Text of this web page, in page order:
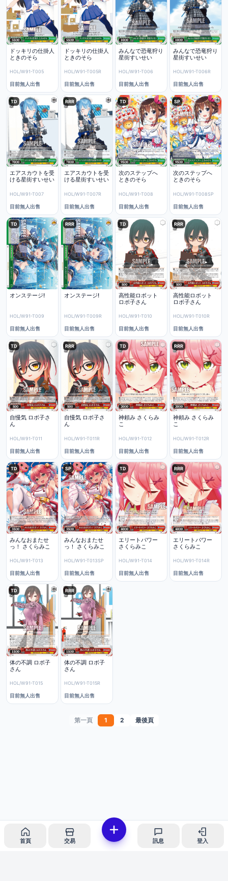
ドッキリの仕掛人
ときのそら
HOL/W91-T005
目前無人出售
ドッキリの仕掛人
ときのそら
HOL/W91-T005R
目前無人出售
みんなで恐竜狩り
星街すいせい
HOL/W91-T006
目前無人出售
みんなで恐竜狩り
星街すいせい
HOL/W91-T006R
目前無人出售
TD
エアスカウトを受
ける星街すいせい
HOL/W91-T007
目前無人出售
RRR
エアスカウトを受
ける星街すいせい
HOL/W91-T007R
目前無人出售
TD
次のステップへ
ときのそら
HOL/W91-T008
目前無人出售
SP
次のステップへ
ときのそら
HOL/W91-T008SP
目前無人出售
TD
オンステージ!
HOL/W91-T009
目前無人出售
RRR
オンステージ!
HOL/W91-T009R
目前無人出售
TD
高性能ロボット
ロボ子さん
HOL/W91-T010
目前無人出售
RRR
高性能ロボット
ロボ子さん
HOL/W91-T010R
目前無人出售
TD
自慢気 ロボ子さ
ん
HOL/W91-T011
目前無人出售
RRR
自慢気 ロボ子さ
ん
HOL/W91-T011R
目前無人出售
TD
神頼み さくらみ
こ
HOL/W91-T012
目前無人出售
RRR
神頼み さくらみ
こ
HOL/W91-T012R
目前無人出售
TD
みんなおまたせ
っ！ さくらみこ
HOL/W91-T013
目前無人出售
SP
みんなおまたせ
っ！ さくらみこ
HOL/W91-T013SP
目前無人出售
TD
エリートパワー
さくらみこ
HOL/W91-T014
目前無人出售
RRR
エリートパワー
さくらみこ
HOL/W91-T014R
目前無人出售
TD
体の不調 ロボ子
さん
HOL/W91-T015
目前無人出售
RRR
体の不調 ロボ子
さん
HOL/W91-T015R
目前無人出售
第一頁 1 2 最後頁
首頁 交易 訊息 登入